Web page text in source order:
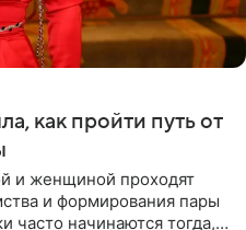
как пройти путь от
и женщиной проходят
и формирования пары
часто начинаются тогда,